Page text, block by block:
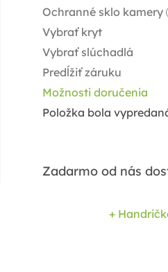
Ochranné sklo kamery
Vybrať kryt
Vybrať slúchadlá
Predĺžiť záruku
Možnosti doručenia
Položka bola
Zadarmo od nás
+